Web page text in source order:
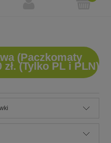
(Paczkomaty
(Tylko PL i PLN)